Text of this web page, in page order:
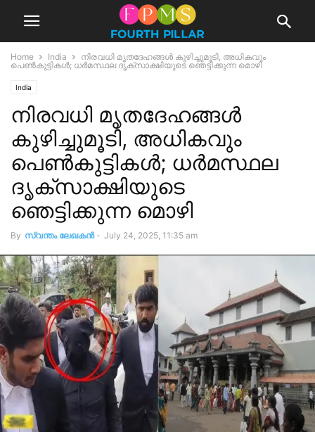
Home India
നിരവധി മൃതദേഹങ്ങള്‍ കുഴിച്ചുമൂടി, അധികവും
പെണ്‍കുട്ടികള്‍; ധര്‍മസ്ഥല ദൃക്‌സാക്ഷിയുടെ ഞെട്ടിക്കുന്ന മൊഴി
India
നിരവധി മൃതദേഹങ്ങള്‍
കുഴിച്ചുമൂടി, അധികവും
പെണ്‍കുട്ടികള്‍; ധര്‍മസ്ഥല
ദൃക്‌സാക്ഷിയുടെ
ഞെട്ടിക്കുന്ന മൊഴി
By സ്വന്തം ലേഖകന്‍ - July 24, 2025, 11:35 am